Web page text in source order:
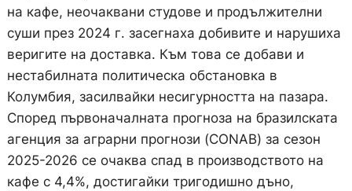
на кафе, неочаквани студове и продължителни
суши през 2024 г. засегнаха добивите и нарушиха
веригите на доставка. Към това се добави и
нестабилната политическа обстановка в
Колумбия, засилвайки несигурността на пазара.
Според първоначалната прогноза на бразилската
агенция за аграрни прогнози (CONAB) за сезон
2025-2026 се очаква спад в производството на
кафе с 4,4%, достигайки тригодишно дъно,